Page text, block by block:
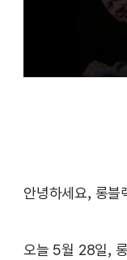
안녕하세요, 롱블
오늘 5월 28일,